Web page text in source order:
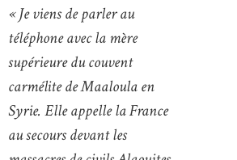
« Je viens de parler au
téléphone avec la mère
supérieure du couvent
carmélite de Maaloula en
Syrie. Elle appelle la France
au secours devant les